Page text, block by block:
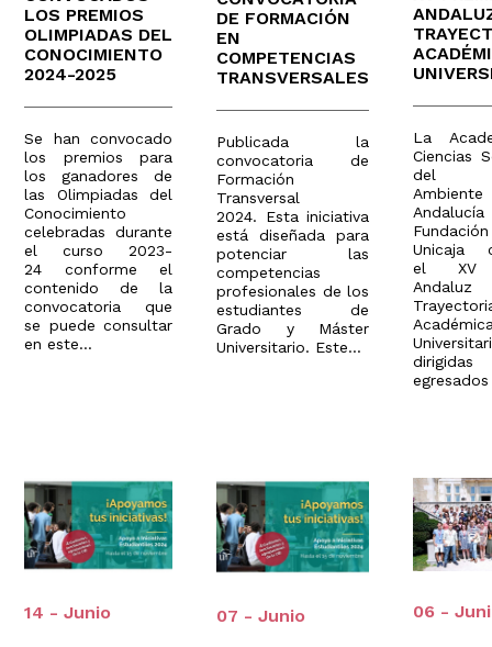
LOS PREMIOS
OLIMPIADAS DEL
CONOCIMIENTO
2024-2025
Se han convocado
los premios para
los ganadores de
las Olimpiadas del
Conocimiento
celebradas durante
el curso 2023-
24 conforme el
contenido de la
convocatoria que
se puede consultar
en este...
DE FORMACIÓN
EN
COMPETENCIAS
TRANSVERSALES
Publicada la
convocatoria de
Formación
Transversal
2024. Esta iniciativa
está diseñada para
potenciar las
competencias
profesionales de los
estudiantes de
Grado y Máster
Universitario. Este...
La
Ciencias
del
Unicaja
el XV
14 - Junio 07 - Junio 06 -